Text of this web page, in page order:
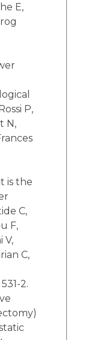
E,
P,
N,
is the
C,
F,
V,
C,
2.